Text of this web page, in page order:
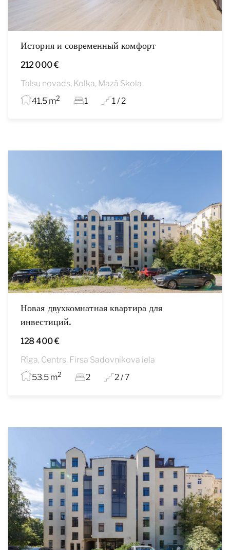
История и современный комфорт
212 000 €
Talsu novads, Kolka, Mazā Skola
41.5 m2 1 1 / 2
Новая двухкомнатная квартира для
инвестиций.
128 400 €
Rīga, Centrs, Firsa Sadovņikova iela
53.5 m2 2 2 / 7